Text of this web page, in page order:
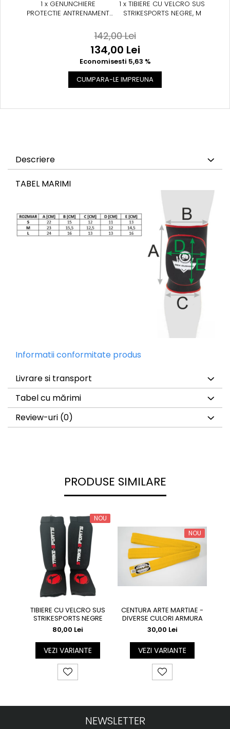
1 x GENUNCHIERE
PROTECTIE ANTRENAMENT
1 x TIBIERE CU VELCRO SUS
STRIKESPORTS NEGRE, M
142,00 Lei
134,00 Lei
Economisesti 5,63 %
CUMPARA-LE IMPREUNA
Descriere
TABEL MARIMI
Informatii conformitate produs
Livrare si transport
Tabel cu mărimi
Review-uri (0)
PRODUSE SIMILARE
NOU
TIBIERE CU VELCRO SUS
STRIKESPORTS NEGRE
80,00 Lei
VEZI VARIANTE
NOU
CENTURA ARTE MARTIAE -
DIVERSE CULORI ARMURA
30,00 Lei
VEZI VARIANTE
NEWSLETTER